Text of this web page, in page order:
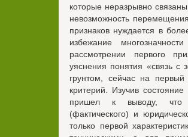
которые неразрывно
невозможность
признаков нуждается в
избежание
рассмотрении первого
уяснения понятия «связь с
грунтом, сейчас на
критерий. Изучив
пришел к выводу, что
(фактического) и
только первой